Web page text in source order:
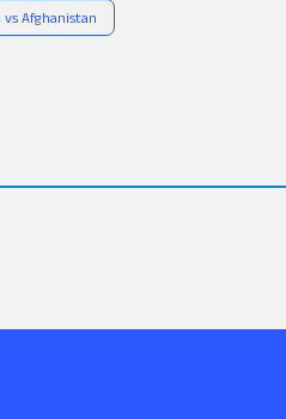
vs Afghanistan